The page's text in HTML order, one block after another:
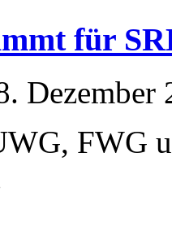
für
Dezember
FWG